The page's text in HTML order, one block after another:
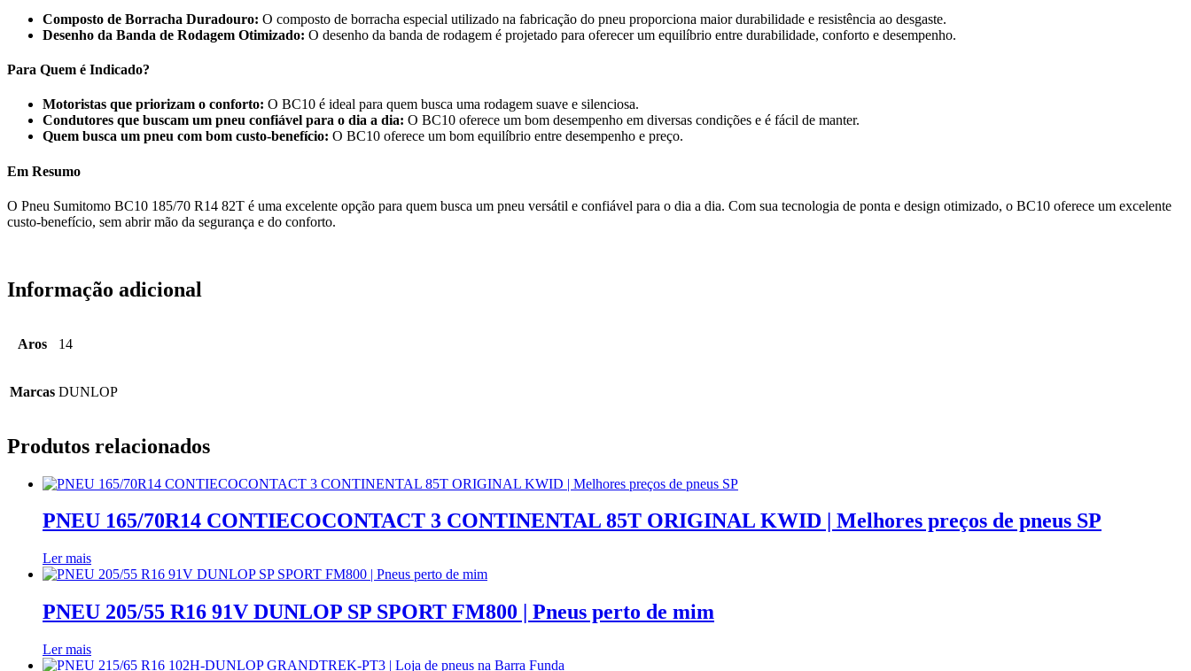
Composto de Borracha Duradouro: O composto de borracha especial utilizado na fabricação do pneu proporciona maior durabilidade e resistência ao desgaste.
Desenho da Banda de Rodagem Otimizado: O desenho da banda de rodagem é projetado para oferecer um equilíbrio entre durabilidade, conforto e desempenho.
Para Quem é Indicado?
Motoristas que priorizam o conforto: O BC10 é ideal para quem busca uma rodagem suave e silenciosa.
Condutores que buscam um pneu confiável para o dia a dia: O BC10 oferece um bom desempenho em diversas condições e é fácil de manter.
Quem busca um pneu com bom custo-benefício: O BC10 oferece um bom equilíbrio entre desempenho e preço.
Em Resumo
O Pneu Sumitomo BC10 185/70 R14 82T é uma excelente opção para quem busca um pneu versátil e confiável para o dia a dia. Com sua tecnologia de ponta e design otimizado, o BC10 oferece um excelente
custo-benefício, sem abrir mão da segurança e do conforto.
Informação adicional
Aros 14
Marcas DUNLOP
Produtos relacionados
PNEU 165/70R14 CONTIECOCONTACT 3 CONTINENTAL 85T ORIGINAL KWID | Melhores preços de pneus SP
Ler mais
PNEU 205/55 R16 91V DUNLOP SP SPORT FM800 | Pneus perto de mim
Ler mais